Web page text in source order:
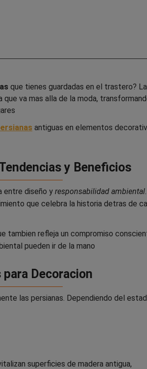
que tienes guardadas en el trastero? La
va mas alla de la moda,
antiguas en elementos
y Beneficios
entre diseño y responsabilidad ambiental
que celebra la historia detras de
tambien refleja un compromiso
pueden ir de la mano
para Decoracion
las persianas. Dependiendo del
superficies de madera antigua,